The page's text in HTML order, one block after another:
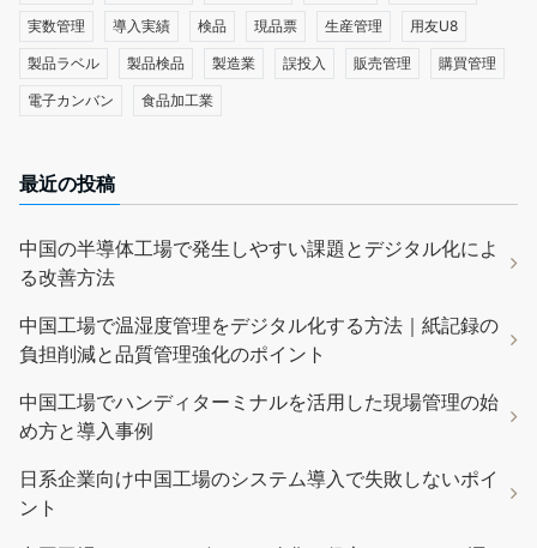
実数管理 導入実績 検品 現品票 生産管理 用友U8
製品ラベル 製品検品 製造業 誤投入 販売管理 購買管理
電子カンバン 食品加工業
最近の投稿
中国の半導体工場で発生しやすい課題とデジタル化によ
る改善方法
中国工場で温湿度管理をデジタル化する方法｜紙記録の
負担削減と品質管理強化のポイント
中国工場でハンディターミナルを活用した現場管理の始
め方と導入事例
日系企業向け中国工場のシステム導入で失敗しないポイ
ント